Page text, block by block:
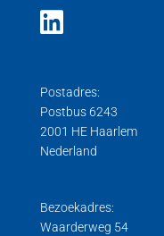
Postadres:
Postbus 6243
2001 HE Haarlem
Nederland
Bezoekadres:
Waarderweg 54